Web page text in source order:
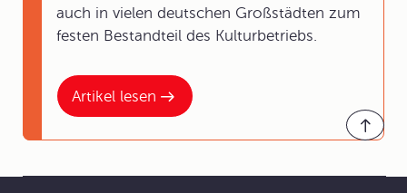
Artikel lesen
auch in vielen deutschen Großstädten zum
festen Bestandteil des Kulturbetriebs.